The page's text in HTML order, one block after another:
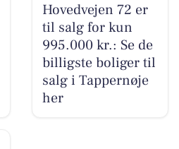
Hovedvejen 72 er
til salg for kun
995.000 kr.: Se de
billigste boliger til
salg i Tappernøje
her